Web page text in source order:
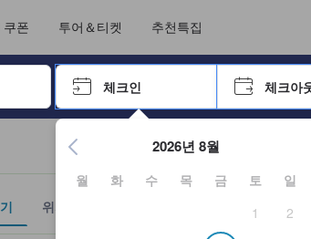
쿠폰 투어＆티켓 추천특집
탭 키를 사용하여 탐색한 후 엔터키를 눌러 선택하세요.
체크인 체크아
엔터 키를 눌러 캘린더를 여세요. 방향키를
2026년 8월
월 화 수 목 금 토
일
1
2
위치
체크아웃까지 일련의 절차를 완료한 실제 숙소 이